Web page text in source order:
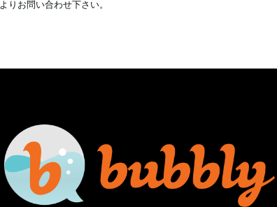
よりお問い合わせ下さい。